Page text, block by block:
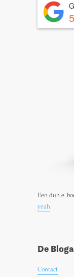
Een dun e-
yeah.
De
Contact